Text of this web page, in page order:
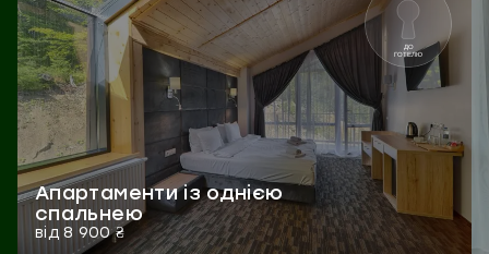
Апартаменти із однією
спальнею
від 8 900 ₴
ДО
ГОТЕЛЮ